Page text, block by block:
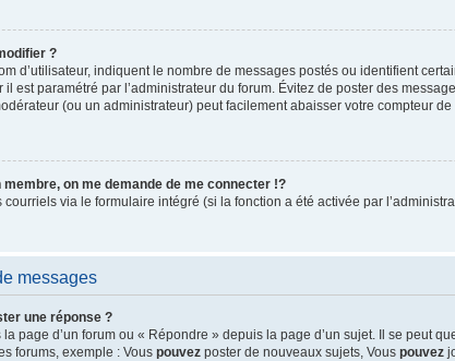
?
d’utilisateur, indiquent le nombre de messages postés ou identifient
il est paramétré par l’administrateur du forum. Évitez de poster des
(ou un administrateur) peut facilement abaisser votre compteur de
membre, on me demande de me connecter !?
via le formulaire intégré (si la fonction a été activée par
messages
une réponse ?
page d’un forum ou « Répondre » depuis la page d’un sujet. Il se peut
forums, exemple : Vous pouvez poster de nouveaux sujets, Vous pouvez